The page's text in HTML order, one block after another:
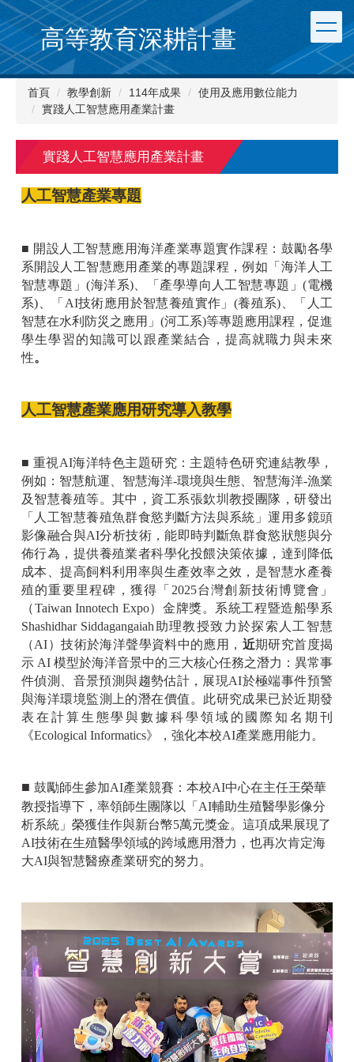
跳
到
主
要
內
高等教育深耕計畫
首頁 教學創新 114年成果
使用及應用數位能力
實踐人工智慧應用產業計畫
實踐人工智慧應用產業計畫
人工智慧產業專題
■ 開設人工智慧應用海洋產業專題實作課程：鼓勵各學
系開設人工智慧應用產業的專題課程，例如「海洋人工
智慧專題」(海洋系)、「產學導向人工智慧專題」(電機
系)、「AI技術應用於智慧養殖實作」(養殖系)、「人工
智慧在水利防災之應用」(河工系)等專題應用課程，促進
學生學習的知識可以跟產業結合，提高就職力與未來
性。
人工智慧產業應用研究導入教學
■ 重視AI海洋特色主題研究：主題特色研究連結教學，
例如：智慧航運、智慧海洋-環境與生態、智慧海洋-漁業
及智慧養殖等。其中，資工系張欽圳教授團隊，研發出
「人工智慧養殖魚群食慾判斷方法與系統」運用多鏡頭
影像融合與AI分析技術，能即時判斷魚群食慾狀態與分
佈行為，提供養殖業者科學化投餵決策依據，達到降低
成本、提高飼料利用率與生產效率之效，是智慧水產養
殖的重要里程碑，獲得「2025台灣創新技術博覽會」
（Taiwan Innotech Expo）金牌獎。系統工程暨造船學系
Shashidhar Siddagangaiah助理教授致力於探索人工智慧
（AI）技術於海洋聲學資料中的應用， 近期研究首度揭
示 AI 模型於海洋音景中的三大核心任務之潛力：異常事
件偵測、音景預測與趨勢估計，展現AI於極端事件預警
與海洋環境監測上的潛在價值。此研究成果已於近期發
表在計算生態學與數據科學領域的國際知名期刊
《Ecological Informatics》，強化本校AI產業應用能力。
■ 鼓勵師生參加AI產業競賽：本校AI中心在主任王榮華
教授指導下，率領師生團隊以「AI輔助生殖醫學影像分
析系統」榮獲佳作與新台幣5萬元獎金。這項成果展現了
AI技術在生殖醫學領域的跨域應用潛力，也再次肯定海
大AI與智慧醫療產業研究的努力。